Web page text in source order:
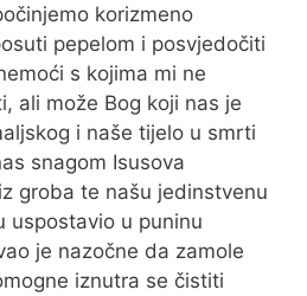
korizmeno
pepelom i posvjedočiti
s kojima mi ne
ali može Bog koji nas je
i naše tijelo u smrti
snagom Isusova
groba te našu jedinstvenu
uspostavio u puninu
je nazočne da zamole
iznutra se čistiti